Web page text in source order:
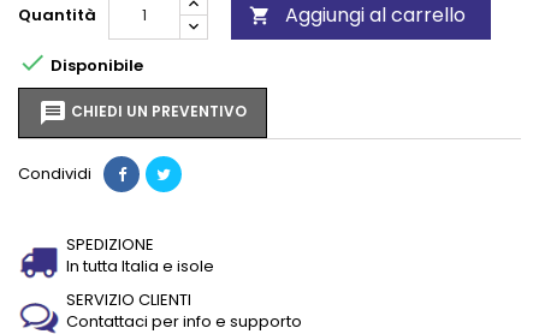
Quantità  Aggiungi al carrello
 Disponibile
message CHIEDI UN PREVENTIVO
Condividi
SPEDIZIONE
In tutta Italia e isole
SERVIZIO CLIENTI
Contattaci per info e supporto